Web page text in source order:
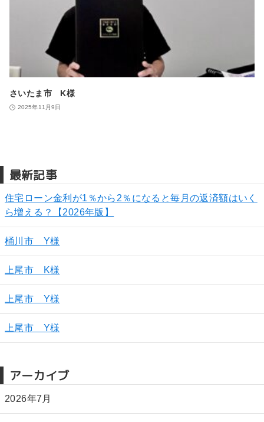
さいたま市 K様
2025年11月9日
最新記事
住宅ローン金利が1％から2％になると毎月の返済額はいく
ら増える？【2026年版】
桶川市 Y様
上尾市 K様
上尾市 Y様
上尾市 Y様
アーカイブ
2026年7月